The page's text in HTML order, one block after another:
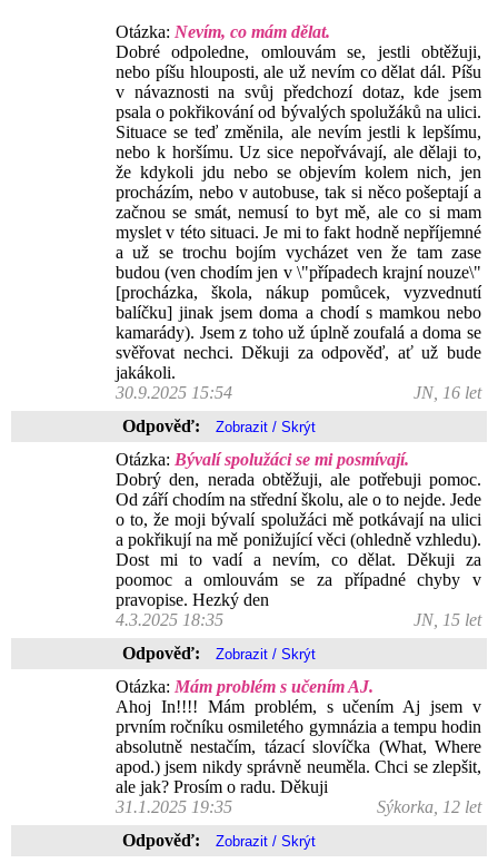
Otázka: Nevím, co mám dělat.
Dobré odpoledne, omlouvám se, jestli obtěžuji,
nebo píšu hlouposti, ale už nevím co dělat dál. Píšu
v návaznosti na svůj předchozí dotaz, kde jsem
psala o pokřikování od bývalých spolužáků na ulici.
Situace se teď změnila, ale nevím jestli k lepšímu,
nebo k horšímu. Uz sice nepořvávají, ale dělaji to,
že kdykoli jdu nebo se objevím kolem nich, jen
procházím, nebo v autobuse, tak si něco pošeptají a
začnou se smát, nemusí to byt mě, ale co si mam
myslet v této situaci. Je mi to fakt hodně nepříjemné
a už se trochu bojím vycházet ven že tam zase
budou (ven chodím jen v \"případech krajní nouze\"
[procházka, škola, nákup pomůcek, vyzvednutí
balíčku] jinak jsem doma a chodí s mamkou nebo
kamarády). Jsem z toho už úplně zoufalá a doma se
svěřovat nechci. Děkuji za odpověď, ať už bude
jakákoli.
30.9.2025 15:54
JN, 16 let
Odpověď:
Otázka: Bývalí spolužáci se mi posmívají.
Dobrý den, nerada obtěžuji, ale potřebuji pomoc.
Od září chodím na střední školu, ale o to nejde. Jede
o to, že moji bývalí spolužáci mě potkávají na ulici
a pokřikují na mě ponižující věci (ohledně vzhledu).
Dost mi to vadí a nevím, co dělat. Děkuji za
poomoc a omlouvám se za případné chyby v
pravopise. Hezký den
4.3.2025 18:35
JN, 15 let
Odpověď:
Otázka: Mám problém s učením AJ.
Ahoj In!!!! Mám problém, s učením Aj jsem v
prvním ročníku osmiletého gymnázia a tempu hodin
absolutně nestačím, tázací slovíčka (What, Where
apod.) jsem nikdy správně neuměla. Chci se zlepšit,
ale jak? Prosím o radu. Děkuji
31.1.2025 19:35
Sýkorka, 12 let
Odpověď: